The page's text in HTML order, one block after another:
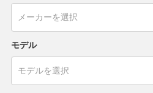
モデル